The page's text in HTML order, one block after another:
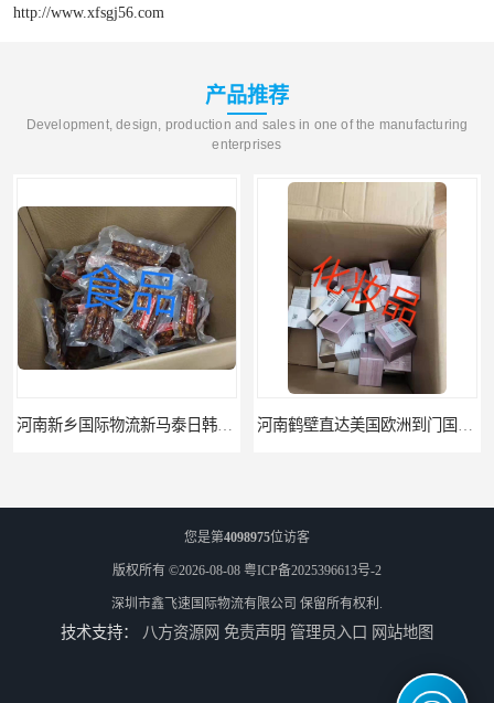
http://www.xfsgj56.com
产品推荐
Development, design, production and sales in one of the manufacturing
enterprises
河南新乡国际物流新马泰日韩菲律宾老挝缅甸印尼柬埔寨双清包税 河南鹤壁直达美国欧洲到门国际快递药品口罩洗手液消毒水防护衣
您是第4098975位访客
版权所有 ©2026-08-08 粤ICP备2025396613号-2
深圳市鑫飞速国际物流有限公司 保留所有权利.
技术支持： 八方资源网 免责声明 管理员入口 网站地图